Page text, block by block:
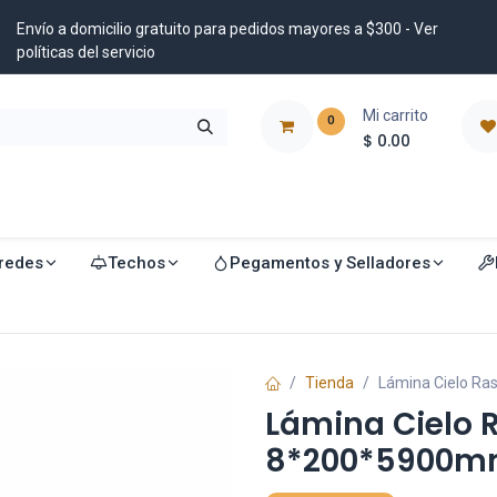
Envío a domicilio gratuito para pedidos mayores a $300 - Ver
políticas del servicio
0 Mi carrito
$ 0.00
Techos Pegamentos y Selladores
Tienda Lámina Cielo
Lámina Cielo